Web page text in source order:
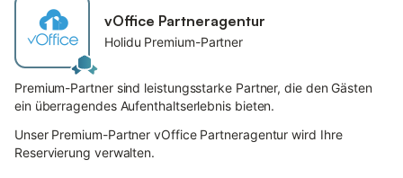
vOffice Partneragentur
Holidu Premium-Partner
Premium-Partner sind leistungsstarke Partner, die den Gästen
ein überragendes Aufenthaltserlebnis bieten.
Unser Premium-Partner vOffice Partneragentur wird Ihre
Reservierung verwalten.